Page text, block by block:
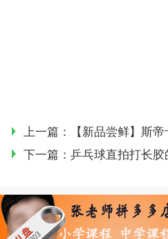
上一篇：
【新品尝鲜】斯帝卡
下一篇： 乒乓球直拍打长胶的